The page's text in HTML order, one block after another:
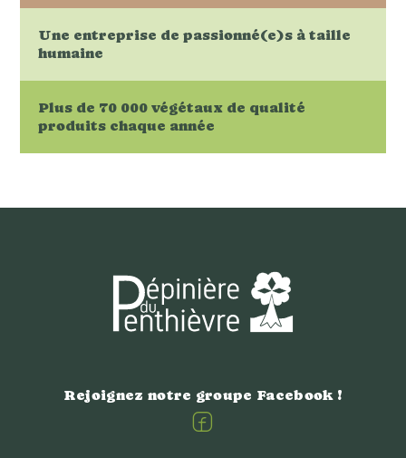
Une entreprise de passionné(e)s à taille
humaine
Plus de 70 000 végétaux de qualité
produits chaque année
Rejoignez notre groupe Facebook !
Facebook